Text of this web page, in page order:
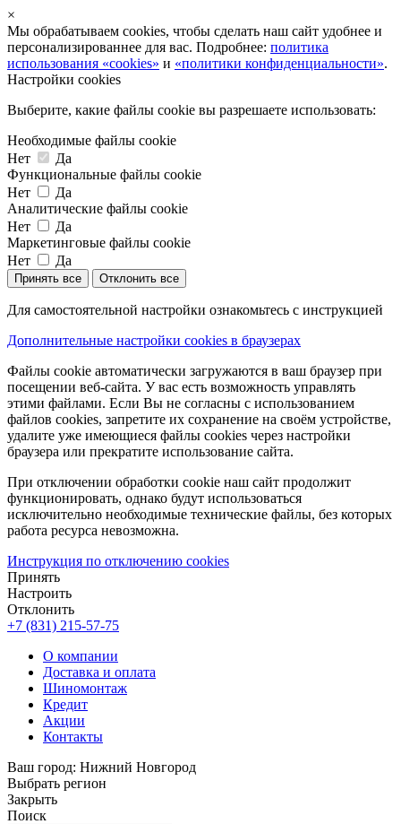
×
Мы обрабатываем cookies, чтобы сделать наш сайт удобнее и
персонализированнее для вас. Подробнее: политика
использования «cookies» и «политики конфиденциальности».
Настройки cookies
Выберите, какие файлы cookie вы разрешаете использовать:
Необходимые файлы cookie
Нет
Да
Функциональные файлы cookie
Нет
Да
Аналитические файлы cookie
Нет
Да
Маркетинговые файлы cookie
Нет
Да
Принять все Отклонить все
Для самостоятельной настройки ознакомьтесь с инструкцией
Дополнительные настройки cookies в браузерах
Файлы cookie автоматически загружаются в ваш браузер при
посещении веб-сайта. У вас есть возможность управлять
этими файлами. Если Вы не согласны с использованием
файлов cookies, запретите их сохранение на своём устройстве,
удалите уже имеющиеся файлы cookies через настройки
браузера или прекратите использование сайта.
При отключении обработки cookie наш сайт продолжит
функционировать, однако будут использоваться
исключительно необходимые технические файлы, без которых
работа ресурса невозможна.
Инструкция по отключению cookies
Принять
Настроить
Отклонить
+7 (831) 215-57-75
О компании
Доставка и оплата
Шиномонтаж
Кредит
Акции
Контакты
Ваш город: Нижний Новгород
Выбрать регион
Закрыть
Поиск